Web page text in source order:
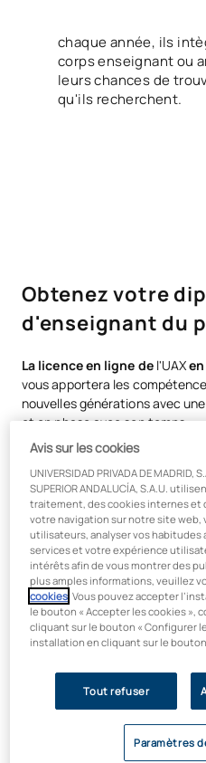
chaque année, ils
corps enseignant ou
leurs chances de
qu'ils recherchent.
Obtenez votre
d'enseignant du
La licence en ligne de l'UAX
vous apportera les
nouvelles générations avec
et en phase avec son temps.
Tout au long du programme,
nécessaires pour relever les
en travaillant avecdes
l’Agile Learningou la
programme d’études adapté
système éducatif.
Vous aurez la possibilité de
grâce à 6 parcours avec
permettront d’orienter votre
lesquels vous vous identifiez le
Éducation physique.
Pédagogie thérapeutique.
Langue étrangère : anglais.
Technologie et médias.
Avis sur les cookies
UNIVERSIDAD PRIVADA DE MADRID,
SUPERIOR ANDALUCÍA, S.A.U.
traitement, des cookies internes et
votre navigation sur notre site web,
utilisateurs, analyser vos habitudes
services et votre expérience
intérêts afin de vous montrer des
plus amples informations, veuillez
cookies . Vous pouvez accepter
le bouton « Accepter les cookies »,
cliquant sur le bouton « Configurer
installation en cliquant sur le
Tout refuser
Paramètres